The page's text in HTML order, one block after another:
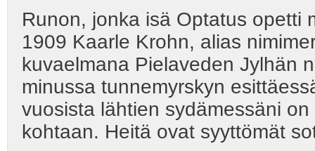
Runon, jonka isä Optatus opetti
1909 Kaarle Krohn, alias
kuvaelmana Pielaveden Jylhän
minussa tunnemyrskyn
vuosista lähtien sydämessäni
kohtaan. Heitä ovat syyttömät